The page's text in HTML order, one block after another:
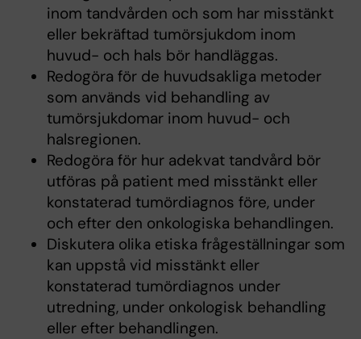
inom tandvården och som har misstänkt
eller bekräftad tumörsjukdom inom
huvud- och hals bör handläggas.
Redogöra för de huvudsakliga metoder
som används vid behandling av
tumörsjukdomar inom huvud- och
halsregionen.
Redogöra för hur adekvat tandvård bör
utföras på patient med misstänkt eller
konstaterad tumördiagnos före, under
och efter den onkologiska behandlingen.
Diskutera olika etiska frågeställningar som
kan uppstå vid misstänkt eller
konstaterad tumördiagnos under
utredning, under onkologisk behandling
eller efter behandlingen.